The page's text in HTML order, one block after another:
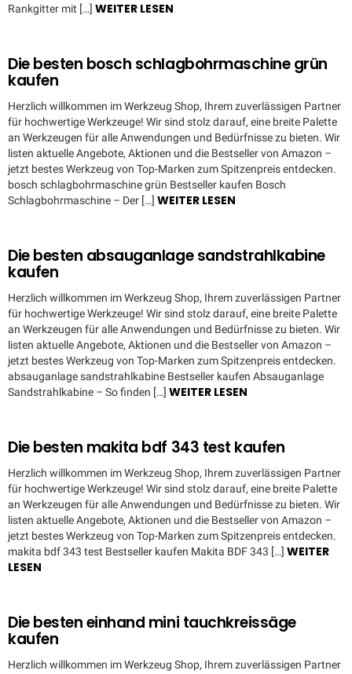
Rankgitter mit […] WEITER LESEN
Die besten bosch schlagbohrmaschine grün
kaufen
Herzlich willkommen im Werkzeug Shop, Ihrem zuverlässigen Partner
für hochwertige Werkzeuge! Wir sind stolz darauf, eine breite Palette
an Werkzeugen für alle Anwendungen und Bedürfnisse zu bieten. Wir
listen aktuelle Angebote, Aktionen und die Bestseller von Amazon –
jetzt bestes Werkzeug von Top-Marken zum Spitzenpreis entdecken.
bosch schlagbohrmaschine grün Bestseller kaufen Bosch
Schlagbohrmaschine – Der […] WEITER LESEN
Die besten absauganlage sandstrahlkabine
kaufen
Herzlich willkommen im Werkzeug Shop, Ihrem zuverlässigen Partner
für hochwertige Werkzeuge! Wir sind stolz darauf, eine breite Palette
an Werkzeugen für alle Anwendungen und Bedürfnisse zu bieten. Wir
listen aktuelle Angebote, Aktionen und die Bestseller von Amazon –
jetzt bestes Werkzeug von Top-Marken zum Spitzenpreis entdecken.
absauganlage sandstrahlkabine Bestseller kaufen Absauganlage
Sandstrahlkabine – So finden […] WEITER LESEN
Die besten makita bdf 343 test kaufen
Herzlich willkommen im Werkzeug Shop, Ihrem zuverlässigen Partner
für hochwertige Werkzeuge! Wir sind stolz darauf, eine breite Palette
an Werkzeugen für alle Anwendungen und Bedürfnisse zu bieten. Wir
listen aktuelle Angebote, Aktionen und die Bestseller von Amazon –
jetzt bestes Werkzeug von Top-Marken zum Spitzenpreis entdecken.
makita bdf 343 test Bestseller kaufen Makita BDF 343 […] WEITER
LESEN
Die besten einhand mini tauchkreissäge
kaufen
Herzlich willkommen im Werkzeug Shop, Ihrem zuverlässigen Partner